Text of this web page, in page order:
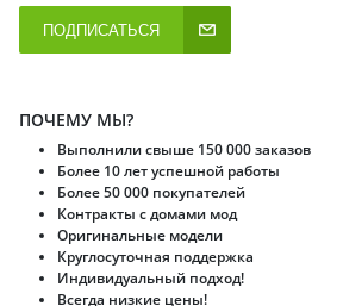
ПОДПИСАТЬСЯ
ПОЧЕМУ МЫ?
Выполнили свыше 150 000 заказов
Более 10 лет успешной работы
Более 50 000 покупателей
Контракты с домами мод
Оригинальные модели
Круглосуточная поддержка
Индивидуальный подход!
Всегда низкие цены!